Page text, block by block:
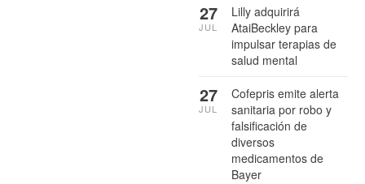
Lilly adquirirá
AtaiBeckley para
impulsar terapias de
salud mental
27
JUL
Cofepris emite alerta
sanitaria por robo y
falsificación de
diversos
medicamentos de
Bayer
27
JUL